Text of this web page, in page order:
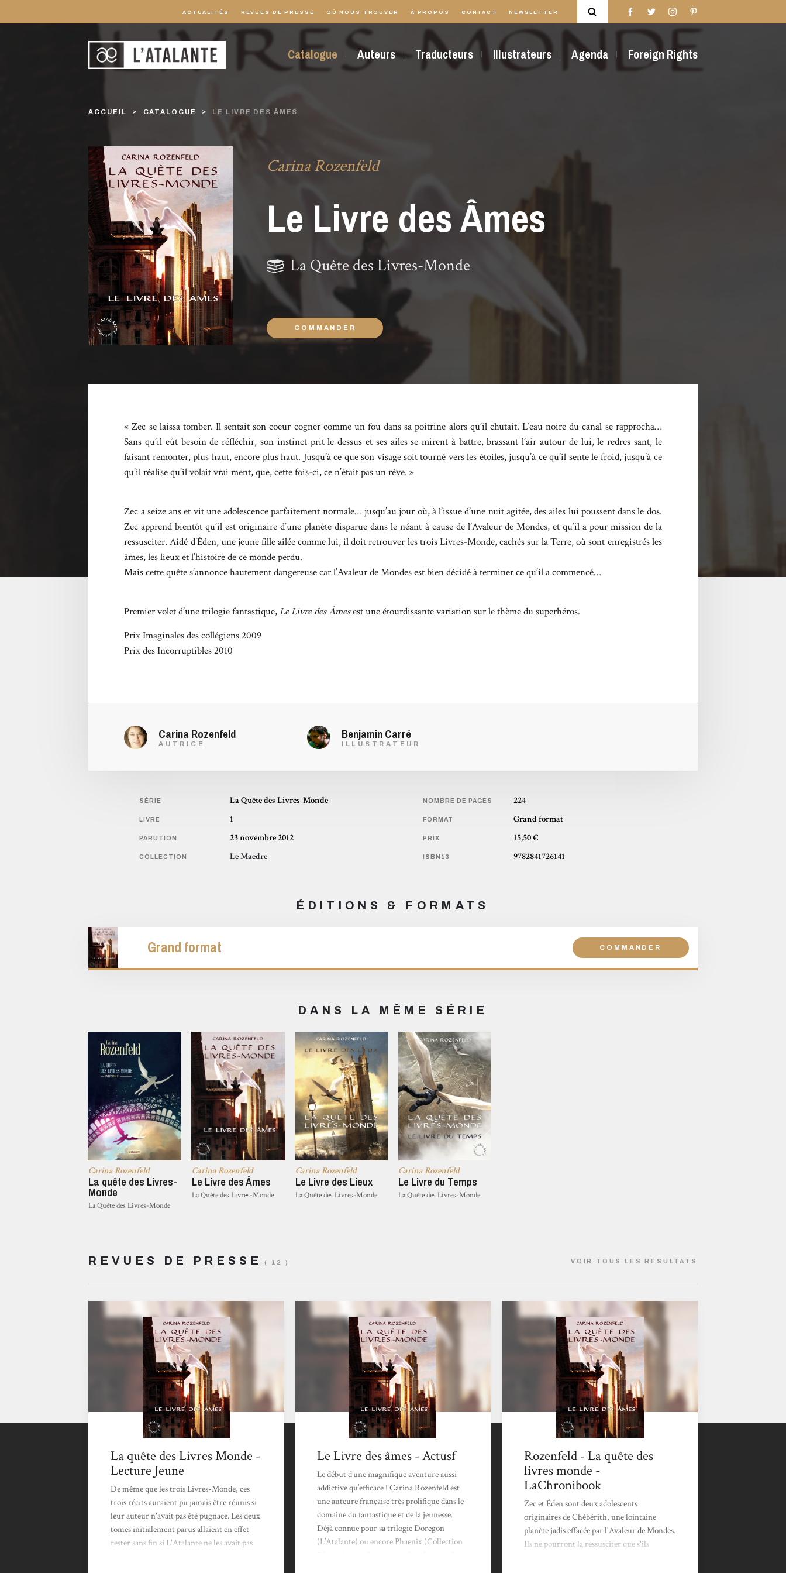
ACTUALITÉS REVUES DE PRESSE OÙ NOUS TROUVER À PROPOS CONTACT NEWSLETTER
Catalogue Auteurs Traducteurs Illustrateurs Agenda Foreign Rights
ACCUEIL CATALOGUE LE LIVRE DES ÂMES
Carina Rozenfeld
Le Livre des Âmes
La Quête des Livres-Monde
COMMANDER
« Zec se laissa tomber. Il sentait son coeur cogner comme un fou dans sa poitrine alors qu’il chutait. L’eau noire du canal se rapprocha…
Sans qu’il eût besoin de réfléchir, son instinct prit le dessus et ses ailes se mirent à battre, brassant l’air autour de lui, le redres sant, le
faisant remonter, plus haut, encore plus haut. Jusqu’à ce que son visage soit tourné vers les étoiles, jusqu’à ce qu’il sente le froid, jusqu’à ce
qu’il réalise qu’il volait vrai ment, que, cette fois-ci, ce n’était pas un rêve. »
Zec a seize ans et vit une adolescence parfaitement normale… jusqu’au jour où, à l’issue d’une nuit agitée, des ailes lui poussent dans le dos.
Zec apprend bientôt qu’il est originaire d’une planète disparue dans le néant à cause de l’Avaleur de Mondes, et qu’il a pour mission de la
ressusciter. Aidé d’Éden, une jeune fille ailée comme lui, il doit retrouver les trois Livres-Monde, cachés sur la Terre, où sont enregistrés les
âmes, les lieux et l’histoire de ce monde perdu.
Mais cette quête s’annonce hautement dangereuse car l’Avaleur de Mondes est bien décidé à terminer ce qu’il a commencé…
Premier volet d’une trilogie fantastique,Le Livre des Âmesest une étourdissante variation sur le thème du superhéros.
Prix Imaginales des collégiens 2009
Prix des Incorruptibles 2010
Carina Rozenfeld
AUTRICE
Benjamin Carré
ILLUSTRATEUR
SÉRIE La Quête des Livres-Monde
LIVRE 1
PARUTION 23 novembre 2012
COLLECTION Le Maedre
NOMBRE DE PAGES 224
FORMAT Grand format
PRIX 15,50 €
ISBN13 9782841726141
ÉDITIONS & FORMATS
Grand format COMMANDER
DANS LA MÊME SÉRIE
Carina Rozenfeld
La quête des Livres-
Monde
La Quête des Livres-Monde
Carina Rozenfeld
Le Livre des Âmes
La Quête des Livres-Monde
Carina Rozenfeld
Le Livre des Lieux
La Quête des Livres-Monde
Carina Rozenfeld
Le Livre du Temps
La Quête des Livres-Monde
REVUES DE PRESSE ( 12 ) VOIR TOUS LES RÉSULTATS
La quête des Livres Monde -
Lecture Jeune
De même que les trois Livres-Monde, ces
trois récits auraient pu jamais être réunis si
leur auteur n'avait pas été pugnace. Les deux
tomes initialement parus allaient en effet
rester sans fin si L'Atalante ne les avait pas
Le Livre des âmes - Actusf
Le début d’une magnifique aventure aussi
addictive qu’efficace ! Carina Rozenfeld est
une auteure française très prolifique dans le
domaine du fantastique et de la jeunesse.
Déjà connue pour sa trilogie Doregon
(L’Atalante) ou encore Phaenix (Collection
Rozenfeld - La quête des
livres monde -
LaChronibook
Zec et Éden sont deux adolescents
originaires de Chébérith, une lointaine
planète jadis effacée par l'Avaleur de Mondes.
Ils ne pourront la ressusciter que s'ils